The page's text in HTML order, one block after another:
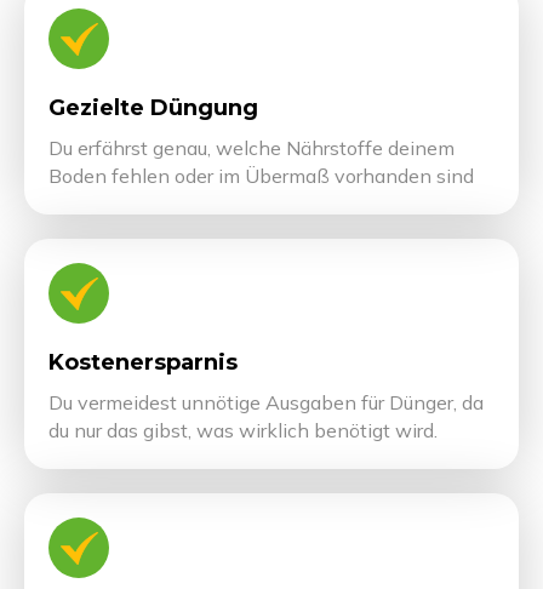
Gezielte Düngung
Du erfährst genau, welche Nährstoffe deinem
Boden fehlen oder im Übermaß vorhanden sind
Kostenersparnis
Du vermeidest unnötige Ausgaben für Dünger, da
du nur das gibst, was wirklich benötigt wird.
-10% Rabatt
Melde dich jetzt zu unserem Newsletter an
und erhalte exklusive Tipps, spannende
Angebote und aktuelle Neuigkeiten.
Plus 10% Rabatt auf deinen gesamten
Email